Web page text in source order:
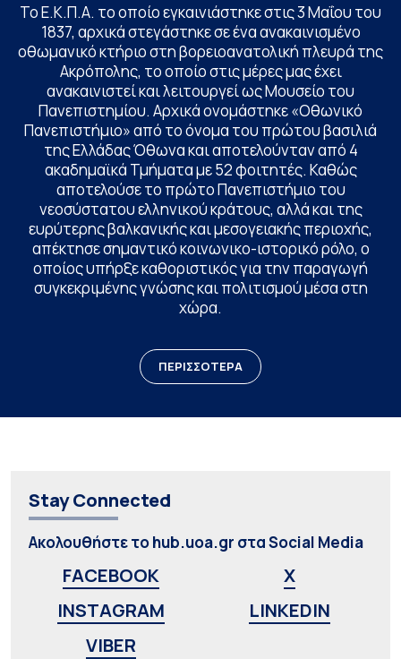
Το Ε.Κ.Π.Α. το οποίο εγκαινιάστηκε στις 3 Μαΐου του
1837, αρχικά στεγάστηκε σε ένα ανακαινισμένο
οθωμανικό κτήριο στη βορειοανατολική πλευρά της
Ακρόπολης, το οποίο στις μέρες μας έχει
ανακαινιστεί και λειτουργεί ως Μουσείο του
Πανεπιστημίου. Αρχικά ονομάστηκε «Οθωνικό
Πανεπιστήμιο» από το όνομα του πρώτου βασιλιά
της Ελλάδας Όθωνα και αποτελούνταν από 4
ακαδημαϊκά Τμήματα με 52 φοιτητές. Καθώς
αποτελούσε το πρώτο Πανεπιστήμιο του
νεοσύστατου ελληνικού κράτους, αλλά και της
ευρύτερης βαλκανικής και μεσογειακής περιοχής,
απέκτησε σημαντικό κοινωνικο-ιστορικό ρόλο, ο
οποίος υπήρξε καθοριστικός για την παραγωγή
συγκεκριμένης γνώσης και πολιτισμού μέσα στη
χώρα.
ΠΕΡΙΣΣΟΤΕΡΑ
Stay Connected
Ακολουθήστε το hub.uoa.gr στα Social Media
FACEBOOK
X
INSTAGRAM
LINKEDIN
VIBER